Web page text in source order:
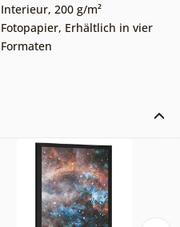
Interieur, 200 g/m²
Fotopapier, Erhältlich in vier
Formaten